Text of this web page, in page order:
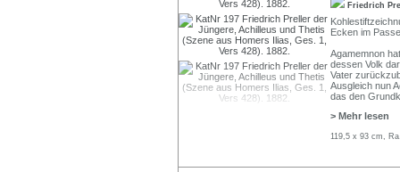
Friedrich
Ecken im
Agamemnon
dessen Volk
Vater
Ausgleich nun
das den
> Mehr lesen
119,5 x 93 cm,